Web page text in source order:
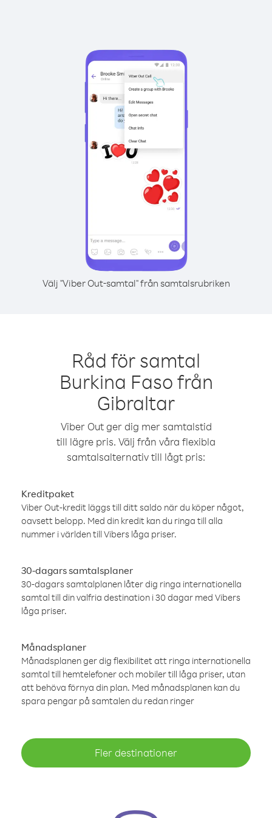
Välj "Viber Out-samtal" från samtalsrubriken
Råd för samtal
Burkina Faso från
Gibraltar
Viber Out ger dig mer samtalstid
till lägre pris. Välj från våra flexibla
samtalsalternativ till lågt pris:
Kreditpaket
Viber Out-kredit läggs till ditt saldo när du köper något,
oavsett belopp. Med din kredit kan du ringa till alla
nummer i världen till Vibers låga priser.
30-dagars samtalsplaner
30-dagars samtalplanen låter dig ringa internationella
samtal till din valfria destination i 30 dagar med Vibers
låga priser.
Månadsplaner
Månadsplanen ger dig flexibilitet att ringa internationella
samtal till hemtelefoner och mobiler till låga priser, utan
att behöva förnya din plan. Med månadsplanen kan du
spara pengar på samtalen du redan ringer
Fler destinationer